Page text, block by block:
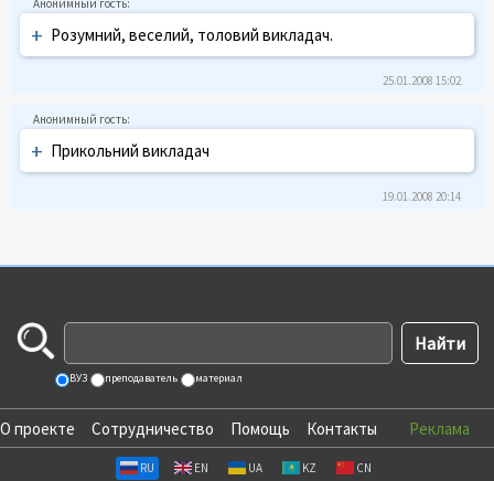
+ Розумний, веселий, толовий викладач.
25.01.2008 15:02
+ Прикольний викладач
19.01.2008 20:14
ВУЗ преподаватель материал
О проекте Сотрудничество Помощь Контакты Реклама
RU EN UA KZ CN